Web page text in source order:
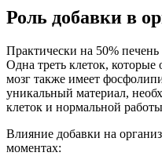
Роль добавки в
Практически на 50% печень
Одна треть клеток,
мозг также имеет
уникальный материал,
клеток и нормальной
Влияние добавки на
моментах: